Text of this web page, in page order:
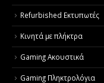
Refurbished Εκτυπωτές
Κινητά με πλήκτρα
Gaming Ακουστικά
Gaming Πληκτρολόγια